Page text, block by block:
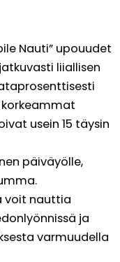
Nauti” upouudet
liiallisen
usein 15 täysin
päiväyölle,
voit nauttia
ja
varmuudella